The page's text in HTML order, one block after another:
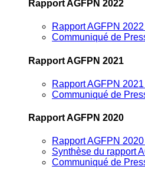
Rapport AGFPN 2022
Rapport AGFPN
Communiqué de
Rapport AGFPN 2021
Rapport AGFPN
Communiqué de
Rapport AGFPN 2020
Rapport AGFPN
Synthèse du rapport
Communiqué de